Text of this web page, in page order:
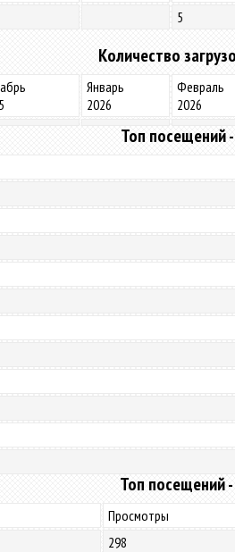
5
Количество
Январь
2026
Февраль
2026
Топ посещений
Топ посещений
Просмотры
298